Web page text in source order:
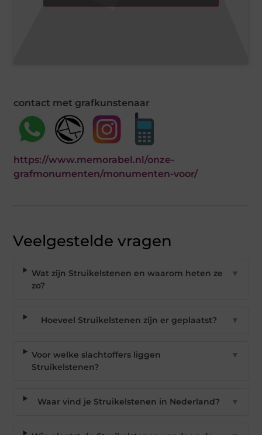
contact met grafkunstenaar
https://www.memorabel.nl/onze-
grafmonumenten/monumenten-voor/
Veelgestelde vragen
Wat zijn Struikelstenen en waarom heten ze
zo?
▼
Hoeveel Struikelstenen zijn er geplaatst? ▼
Voor welke slachtoffers liggen
Struikelstenen?
▼
Waar vind je Struikelstenen in Nederland? ▼